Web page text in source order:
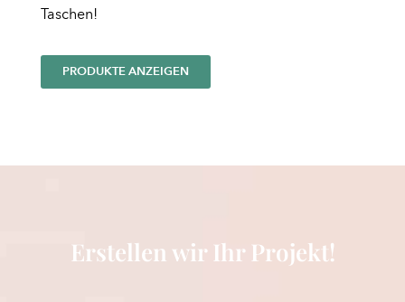
Taschen!
PRODUKTE ANZEIGEN
Erstellen wir Ihr Projekt!